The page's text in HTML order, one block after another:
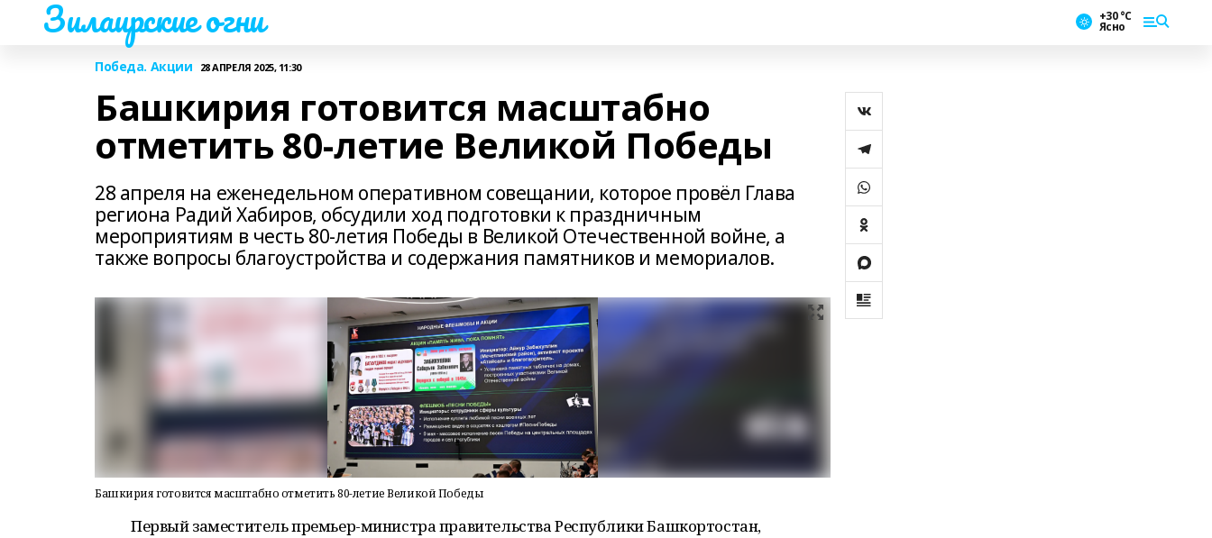
Зилаирские огни +30 °С
Ясно
Победа. Акции 28 АПРЕЛЯ 2025, 11:30
Башкирия готовится масштабно
отметить 80-летие Великой Победы
28 апреля на еженедельном оперативном совещании, которое провёл Глава
региона Радий Хабиров, обсудили ход подготовки к праздничным
мероприятиям в честь 80-летия Победы в Великой Отечественной войне, а
также вопросы благоустройства и содержания памятников и мемориалов.
Башкирия готовится масштабно отметить 80-летие Великой Победы
Первый заместитель премьер-министра правительства Республики Башкортостан,